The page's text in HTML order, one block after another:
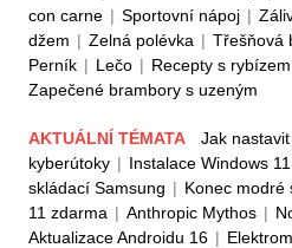
con carne | Sportovní nápoj |
džem | Zelná polévka | Třešňová
Perník | Lečo | Recepty s rybízem
Zapečené brambory s uzeným
AKTUÁLNÍ TÉMATA Jak
kyberútoky | Instalace Windows
skládací Samsung | Konec modré
11 zdarma | Anthropic Mythos |
Aktualizace Androidu 16 |